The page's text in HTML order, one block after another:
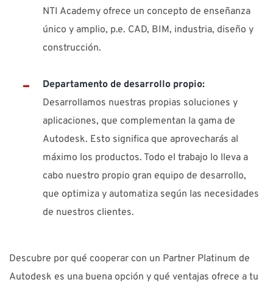
NTI Academy ofrece un concepto de enseñanza
único y amplio, p.e. CAD, BIM, industria, diseño y
construcción.
Departamento de desarrollo propio:
Desarrollamos nuestras propias soluciones y
aplicaciones, que complementan la gama de
Autodesk. Esto significa que aprovecharás al
máximo los productos. Todo el trabajo lo lleva a
cabo nuestro propio gran equipo de desarrollo,
que optimiza y automatiza según las necesidades
de nuestros clientes.
Descubre por qué cooperar con un Partner Platinum de
Autodesk es una buena opción y qué ventajas ofrece a tu